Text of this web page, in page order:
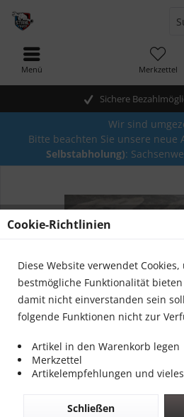
Sichere
Merkzettel
Menü
Wir sind
Bitte beachten Sie unsere neue
Selbstabholung):
Cookie-Richtlinien
Diese Website verwendet
bestmögliche Funktionalität
damit nicht einverstanden sein
folgende Funktionen nicht zur
Artikel in den Warenkorb legen
Merkzettel
Artikelempfehlungen und
Schließen